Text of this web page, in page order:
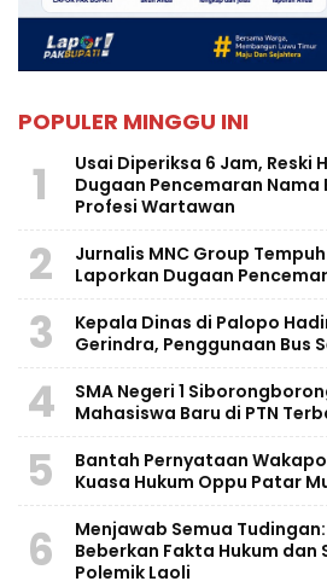
POPULER MINGGU INI
1
Usai Diperiksa 6 Jam, Reski
Dugaan Pencemaran Nama
Profesi Wartawan
2
Jurnalis MNC Group
Laporkan Dugaan
3
Kepala Dinas di Palopo
Gerindra, Penggunaan Bus
4
SMA Negeri 1
Mahasiswa Baru di PTN
5
Bantah Pernyataan
Kuasa Hukum Oppu Patar
6
Menjawab Semua
Beberkan Fakta Hukum dan
Polemik Laoli